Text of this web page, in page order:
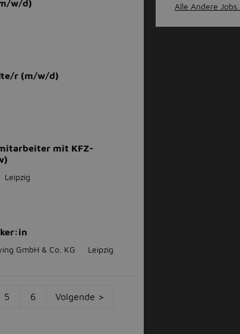
w/d)
r (m/w/d)
mit KFZ-
Leipzig
GmbH & Co. KG Leipzig
5 6 Volgende >
Alle Andere Jobs...